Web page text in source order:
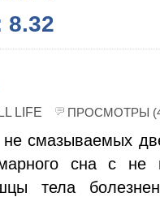
8.32
LIFE ПРОСМОТРЫ
смазываемых
сна с не
тела